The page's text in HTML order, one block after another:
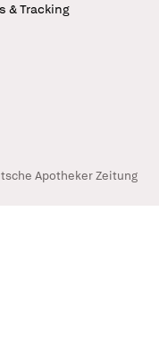
& Tracking
Apotheker Zeitung